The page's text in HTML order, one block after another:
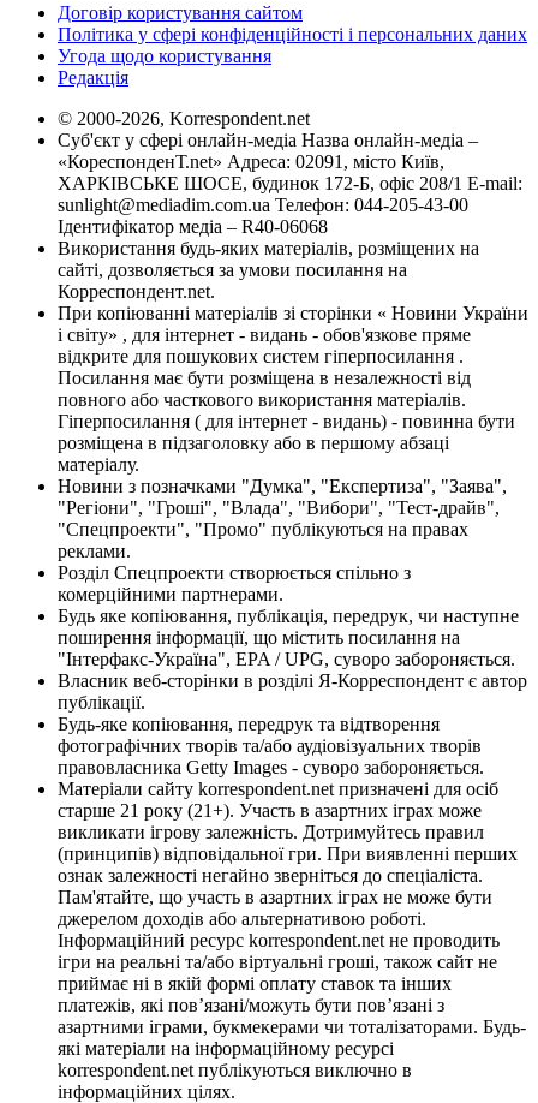
Договір користування сайтом
Політика у сфері конфіденційності і персональних даних
Угода щодо користування
Редакція
© 2000-2026, Korrespondent.net
Суб'єкт у сфері онлайн-медіа Назва онлайн-медіа –
«КореспонденТ.net» Адреса: 02091, місто Київ,
ХАРКІВСЬКЕ ШОСЕ, будинок 172-Б, офіс 208/1 E-mail:
sunlight@mediadim.com.ua Телефон: 044-205-43-00
Ідентифікатор медіа – R40-06068
Використання будь-яких матеріалів, розміщених на
сайті, дозволяється за умови посилання на
Корреспондент.net.
При копіюванні матеріалів зі сторінки « Новини України
і світу» , для інтернет - видань - обов'язкове пряме
відкрите для пошукових систем гіперпосилання .
Посилання має бути розміщена в незалежності від
повного або часткового використання матеріалів.
Гіперпосилання ( для інтернет - видань) - повинна бути
розміщена в підзаголовку або в першому абзаці
матеріалу.
Новини з позначками "Думка", "Експертиза", "Заява",
"Регіони", "Гроші", "Влада", "Вибори", "Тест-драйв",
"Спецпроекти", "Промо" публікуються на правах
реклами.
Розділ Спецпроекти створюється спільно з
комерційними партнерами.
Будь яке копіювання, публікація, передрук, чи наступне
поширення інформації, що містить посилання на
"Інтерфакс-Україна", EPA / UPG, суворо забороняється.
Власник веб-сторінки в розділі Я-Корреспондент є автор
публікації.
Будь-яке копіювання, передрук та відтворення
фотографічних творів та/або аудіовізуальних творів
правовласника Getty Images - суворо забороняється.
Матеріали сайту korrespondent.net призначені для осіб
старше 21 року (21+). Участь в азартних іграх може
викликати ігрову залежність. Дотримуйтесь правил
(принципів) відповідальної гри. При виявленні перших
ознак залежності негайно зверніться до спеціаліста.
Пам'ятайте, що участь в азартних іграх не може бути
джерелом доходів або альтернативою роботі.
Інформаційний ресурс korrespondent.net не проводить
ігри на реальні та/або віртуальні гроші, також сайт не
приймає ні в якій формі оплату ставок та інших
платежів, які пов’язані/можуть бути пов’язані з
азартними іграми, букмекерами чи тоталізаторами. Будь-
які матеріали на інформаційному ресурсі
korrespondent.net публікуються виключно в
інформаційних цілях.